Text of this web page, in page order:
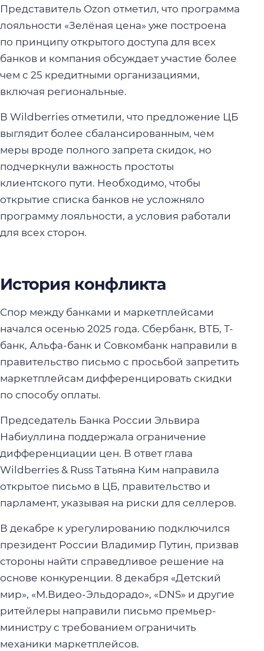
Представитель Ozon отметил, что программа
лояльности «Зелёная цена» уже построена
по принципу открытого доступа для всех
банков и компания обсуждает участие более
чем с 25 кредитными организациями,
включая региональные.
В Wildberries отметили, что предложение ЦБ
выглядит более сбалансированным, чем
меры вроде полного запрета скидок, но
подчеркнули важность простоты
клиентского пути. Необходимо, чтобы
открытие списка банков не усложняло
программу лояльности, а условия работали
для всех сторон.
История конфликта
Спор между банками и маркетплейсами
начался осенью 2025 года. Сбербанк, ВТБ, Т-
банк, Альфа-банк и Совкомбанк направили в
правительство письмо с просьбой запретить
маркетплейсам дифференцировать скидки
по способу оплаты.
Председатель Банка России Эльвира
Набиуллина поддержала ограничение
дифференциации цен. В ответ глава
Wildberries & Russ Татьяна Ким направила
открытое письмо в ЦБ, правительство и
парламент, указывая на риски для селлеров.
В декабре к урегулированию подключился
президент России Владимир Путин, призвав
стороны найти справедливое решение на
основе конкуренции. 8 декабря «Детский
мир», «М.Видео-Эльдорадо», «DNS» и другие
ритейлеры направили письмо премьер-
министру с требованием ограничить
механики маркетплейсов.